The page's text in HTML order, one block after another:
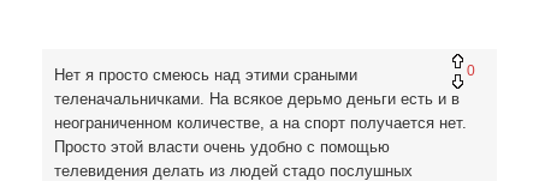
0
Нет я просто смеюсь над этими сраными
теленачальничками. На всякое дерьмо деньги есть и в
неограниченном количестве, а на спорт получается нет.
Просто этой власти очень удобно с помощью
телевидения делать из людей стадо послушных